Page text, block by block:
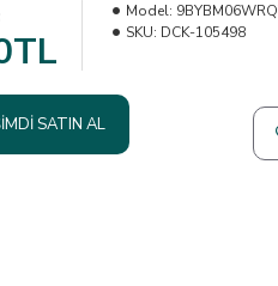
Model:
SKU: DCK-105498
SATIN AL